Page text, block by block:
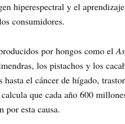
hiperespectral y el
consumidores.
por hongos como el
los pistachos y los
hasta el cáncer de hígado,
que cada año 600
por esta causa.